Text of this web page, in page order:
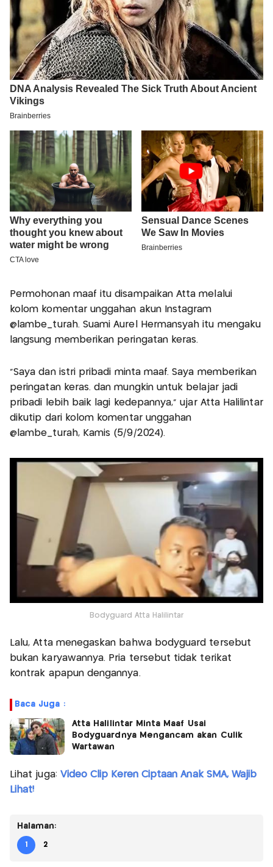
Permohonan maaf itu disampaikan Atta melalui
kolom komentar unggahan akun Instagram
@lambe_turah. Suami Aurel Hermansyah itu mengaku
langsung memberikan peringatan keras.
"Saya dan istri pribadi minta maaf. Saya memberikan
peringatan keras. dan mungkin untuk belajar jadi
pribadi lebih baik lagi kedepannya," ujar Atta Halilintar
dikutip dari kolom komentar unggahan
@lambe_turah, Kamis (5/9/2024).
Bodyguard Atta Halilintar
Lalu, Atta menegaskan bahwa bodyguard tersebut
bukan karyawannya. Pria tersebut tidak terikat
kontrak apapun dengannya.
Baca Juga :
Atta Halilintar Minta Maaf Usai
Bodyguardnya Mengancam akan Culik
Wartawan
Lihat juga: Video Clip Keren Ciptaan Anak SMA, Wajib
Lihat!
Halaman:
1 2